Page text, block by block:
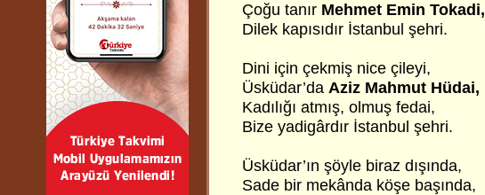
Çoğu tanır Mehmet Emin Tokadi,
Dilek kapısıdır İstanbul şehri.
Dini için çekmiş nice çileyi,
Üsküdar’da Aziz Mahmut Hüdai,
Kadılığı atmış, olmuş fedai,
Bize yadigârdır İstanbul şehri.
Üsküdar’ın şöyle biraz dışında,
Sade bir mekânda köşe başında,